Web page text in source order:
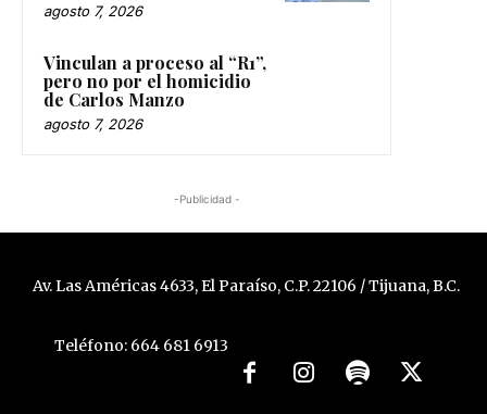
agosto 7, 2026
Vinculan a proceso al “R1”,
pero no por el homicidio
de Carlos Manzo
agosto 7, 2026
-Publicidad -
Av. Las Américas 4633, El Paraíso, C.P. 22106 / Tijuana, B.C.
Teléfono: 664 681 6913